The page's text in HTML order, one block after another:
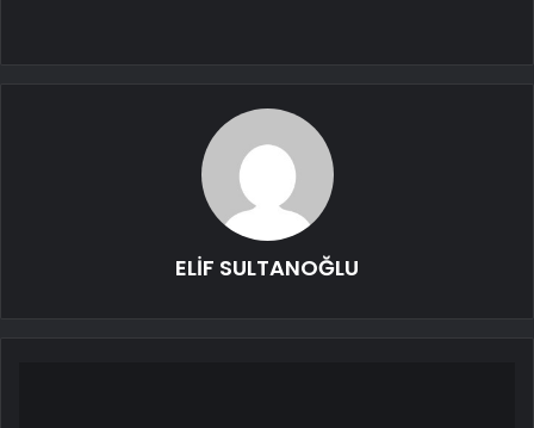
ELİF SULTANOĞLU